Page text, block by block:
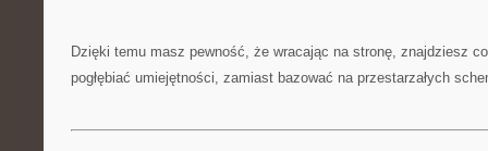
Dzięki temu masz pewność, że wracając na stronę, znajdziesz
pogłębiać umiejętności, zamiast bazować na przestarzałych